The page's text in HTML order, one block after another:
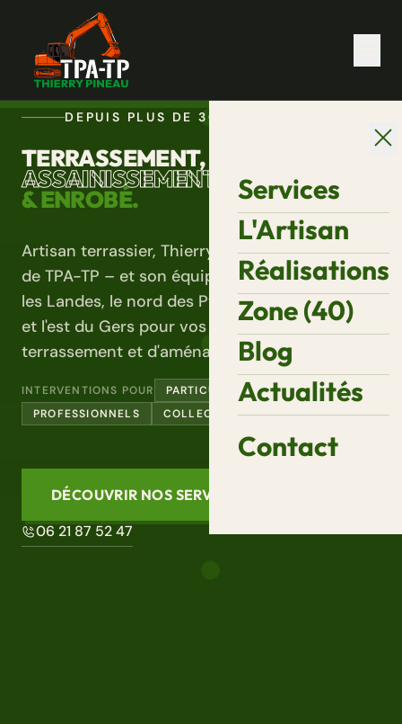
Services
L'Artisan
Réalisations
Zone (40)
Blog
Actualités
Contact
DEPUIS PLUS DE 30 ANS
TERRASSEMENT,
ASSAINISSEMENT
& ENROBÉ.
Artisan terrassier, Thierry PINEAU – fondateur
de TPA-TP – et son équipe, interviennent dans
les Landes, le nord des Pyrénées-Atlantiques
et l'est du Gers pour vos travaux de
terrassement et d'aménagement extérieur.
INTERVENTIONS POUR
PARTICULIERS
PROFESSIONNELS
COLLECTIVITÉS
DÉCOUVRIR NOS SERVICES
06 21 87 52 47